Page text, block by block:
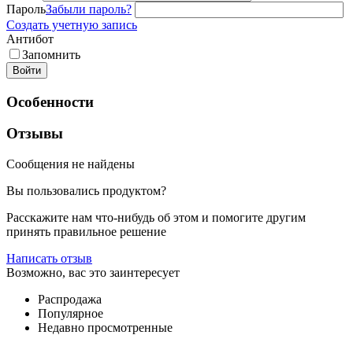
ПарольЗабыли пароль?
Создать учетную запись
Антибот
Запомнить
Войти
Особенности
Отзывы
Сообщения не найдены
Вы пользовались продуктом?
Расскажите нам что-нибудь об этом и помогите другим
принять правильное решение
Написать отзыв
Возможно, вас это заинтересует
Распродажа
Популярное
Недавно просмотренные